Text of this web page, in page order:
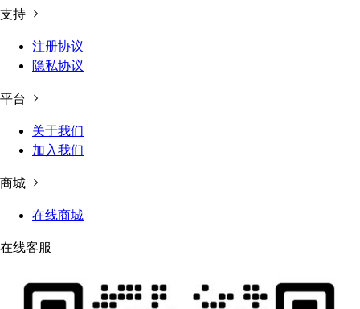
支持
注册协议
隐私协议
平台
关于我们
加入我们
商城
在线商城
在线客服